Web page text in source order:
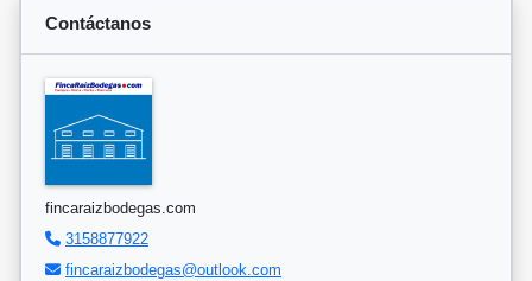
Contáctanos
fincaraizbodegas.com
3158877922
fincaraizbodegas@outlook.com